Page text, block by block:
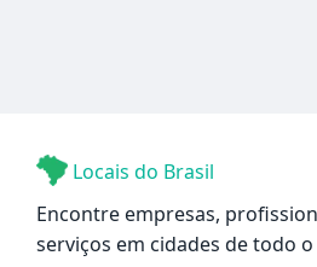
Locais do Brasil
Encontre empresas,
serviços em cidades de todo o